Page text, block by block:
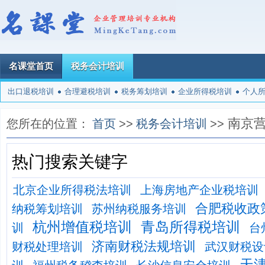
名课堂首页 税务会计培训
出口退税培训 合理避税培训 税务筹划培训 企业所得税培训 个人
您所在的位置： 首页 >> 税务会计培训 >> 南京
热门搜索关键字
北京企业所得税法培训
上海房地产企业税培训
纳税筹划培训
苏州纳税服务培训 合肥税收政
训 杭州增值税培训 青岛所得税培训
台
财税处理培训
济南财税法规培训
武汉财税